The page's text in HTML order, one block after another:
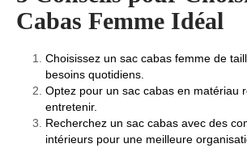
Cabas Femme Idéal
Choisissez un sac cabas femme de
besoins quotidiens.
Optez pour un sac cabas en matériau
entretenir.
Recherchez un sac cabas avec des
intérieurs pour une meilleure